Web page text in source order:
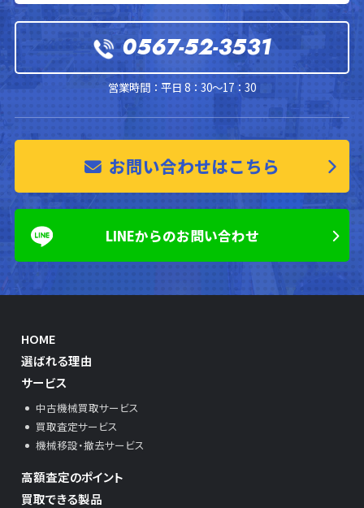
0567-52-3531
営業時間：平日 8：30～17：30
お問い合わせはこちら
LINEからのお問い合わせ
HOME
選ばれる理由
サービス
中古機械買取サービス
買取査定サービス
機械移設・撤去サービス
高額査定のポイント
買取できる製品